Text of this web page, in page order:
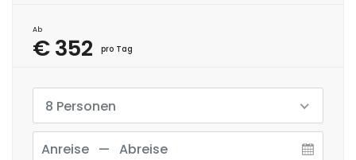
Ab
€ 352 pro Tag
8 Personen